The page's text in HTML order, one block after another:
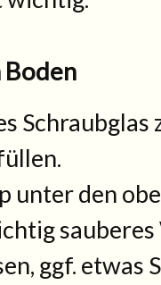
Boden
unter den
ggf. etwas